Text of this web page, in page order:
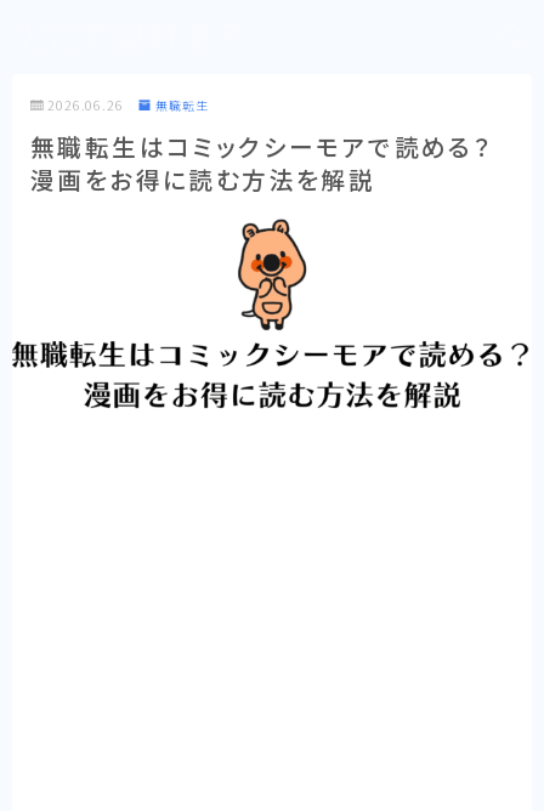
2026.06.26 無職転生
無職転生はコミックシーモアで読める？
漫画をお得に読む方法を解説